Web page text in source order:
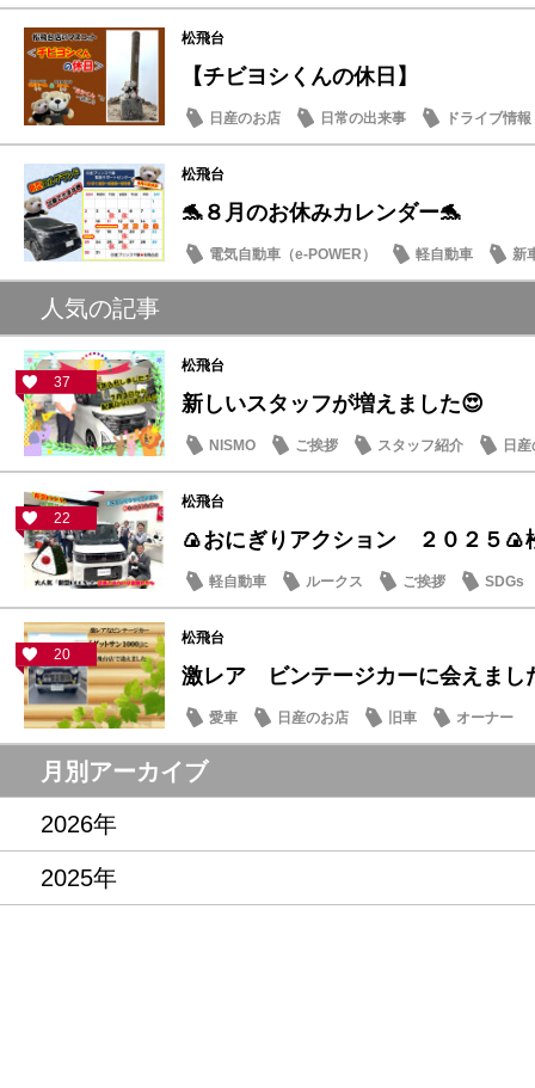
松飛台
【チビヨシくんの休日】
日産のお店 日常の出来事 ドライブ情報
松飛台
🐬８月のお休みカレンダー🐬
電気自動車（e-POWER） 軽自動車
新
日産のお店
人気の記事
37
松飛台
新しいスタッフが増えました😍
NISMO ご挨拶 スタッフ紹介 日
22
松飛台
🍙おにぎりアクション ２０２５🍙
軽自動車 ルークス ご挨拶 SDGs
20
松飛台
激レア ビンテージカーに会えまし
愛車 日産のお店 旧車 オーナー
月別アーカイブ
2026年
2025年